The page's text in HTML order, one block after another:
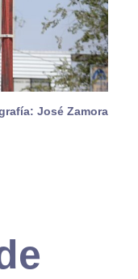
José Zamora